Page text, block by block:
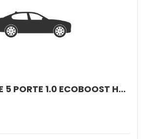
PUMA ST-LINE 5 PORTE 1.0 ECOBOOST HYBRID 125CV MANUALE A 6 RAPPORTI